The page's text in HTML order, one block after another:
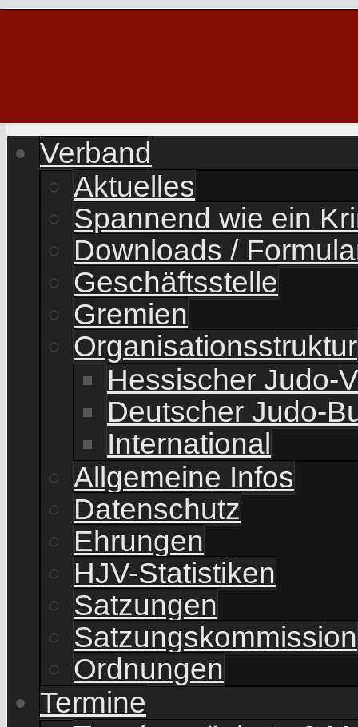
Verband
Aktuelles
Spannend wie ein
Downloads /
Geschäftsstelle
Gremien
Organisationsstruktur
Hessischer Judo-
Deutscher Judo-
International
Allgemeine Infos
Datenschutz
Ehrungen
HJV-Statistiken
Satzungen
Satzungskommission
Ordnungen
Termine